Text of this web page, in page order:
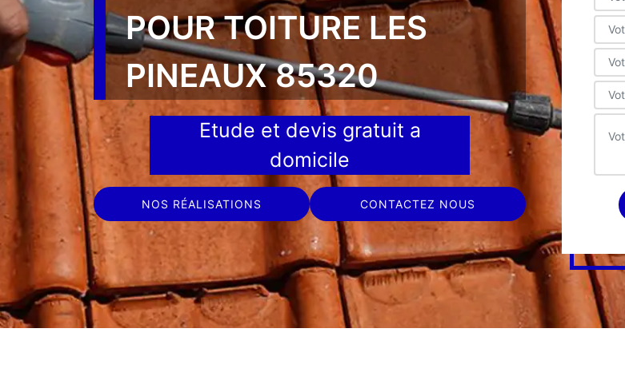
POUR TOITURE LES
PINEAUX 85320
Etude et devis gratuit a
domicile
NOS RÉALISATIONS CONTACTEZ NOUS